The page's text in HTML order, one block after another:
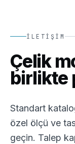
İLETIŞIM
Çelik
birlikte
Standart
özel ölçü ve
geçin. Talep